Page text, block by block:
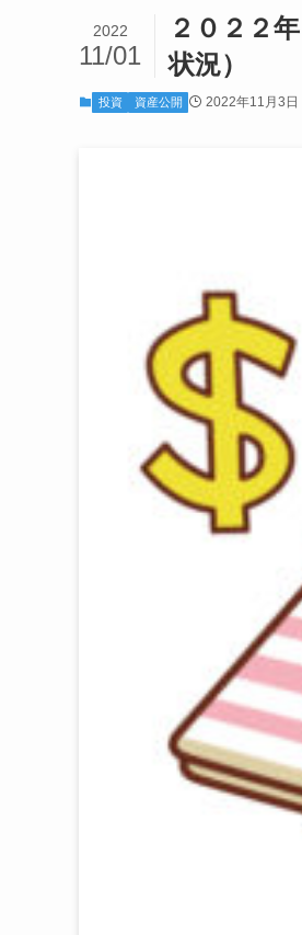
２０２２
状況）
2022
11/01
投資 資産公開 2022年11月3日